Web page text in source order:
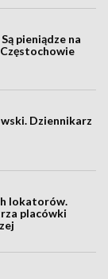
pieniądze na
Dziennikarz
lokatorów.
placówki